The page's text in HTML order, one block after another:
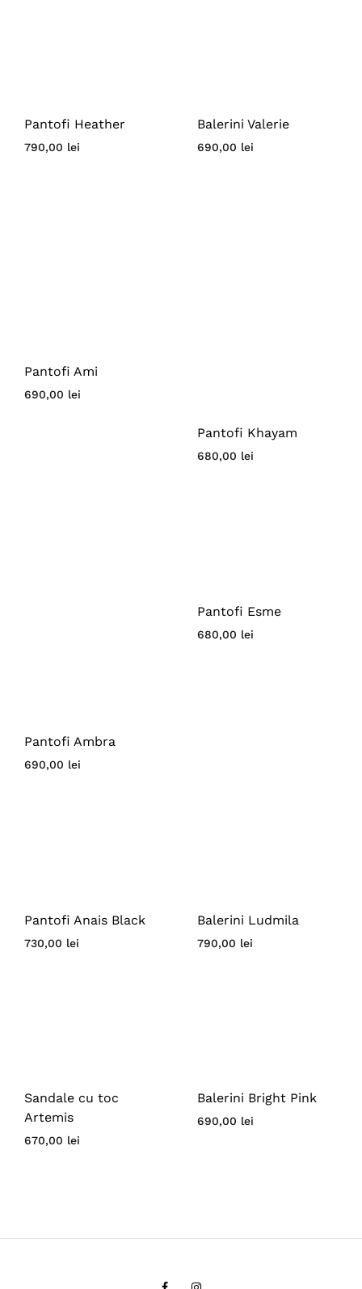
Pantofi Heather
790,00 lei
Balerini Valerie
690,00 lei
Pantofi Ami
690,00 lei
Pantofi Khayam
680,00 lei
Pantofi Ambra
690,00 lei
Pantofi Esme
680,00 lei
Pantofi Anais Black
730,00 lei
Balerini Ludmila
790,00 lei
Sandale cu toc
Artemis
670,00 lei
Balerini Bright Pink
690,00 lei
FacebookInstagram